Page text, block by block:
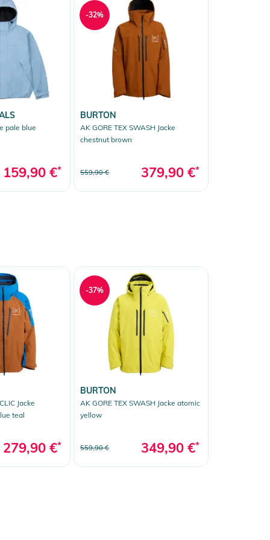
pale blue
159,90 €*
BURTON
AK GORE TEX SWASH Jacke
chestnut brown
559,90 € 379,90 €*
-32%
Jacke
teal
279,90 €*
BURTON
AK GORE TEX SWASH Jacke atomic
yellow
559,90 € 349,90 €*
-37%